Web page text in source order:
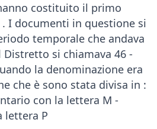
costituito il primo
I documenti in questione si
temporale che andava
Distretto si chiamava 46 -
la denominazione era
che è sono stata divisa in :
con la lettera M -
lettera P